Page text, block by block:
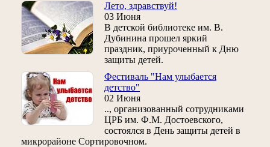
Лето, здравствуй!
03 Июня
В детской библиотеке им. В.
Дубинина прошел яркий
праздник, приуроченный к Дню
защиты детей.
Фестиваль "Нам улыбается
детство"
02 Июня
.., организованный сотрудниками
ЦРБ им. Ф.М. Достоевского,
состоялся в День защиты детей в
микрорайоне Сортировочном.